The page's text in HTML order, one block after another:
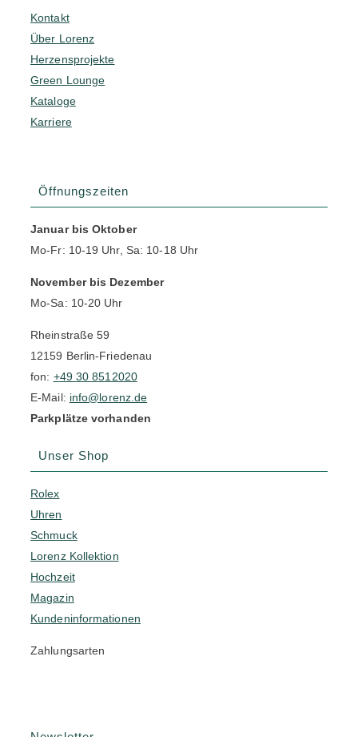
Kontakt
Über Lorenz
Herzensprojekte
Green Lounge
Kataloge
Karriere
Öffnungszeiten
Januar bis Oktober
Mo-Fr: 10-19 Uhr, Sa: 10-18 Uhr
November bis Dezember
Mo-Sa: 10-20 Uhr
Rheinstraße 59
12159 Berlin-Friedenau
fon: +49 30 8512020
E-Mail: info@lorenz.de
Parkplätze vorhanden
Unser Shop
Rolex
Uhren
Schmuck
Lorenz Kollektion
Hochzeit
Magazin
Kundeninformationen
Zahlungsarten